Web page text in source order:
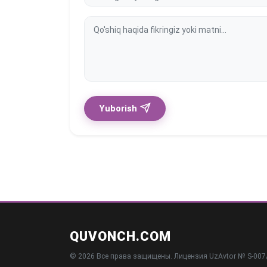
Yuborish
QUVONCH.COM
© 2026 Все права защищены. Лицензия UzAvtor № S-